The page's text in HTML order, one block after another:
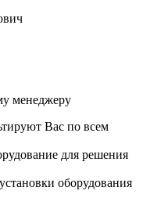
менеджеру
Вас по всем
для решения
оборудования